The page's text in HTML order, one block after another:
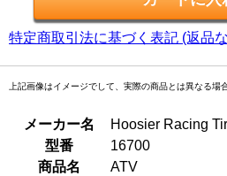
特定商取引法に基づく表記 (返品
上記画像はイメージでして、実際の商品とは異なる場
メーカー名
Hoosier Racing
型番
16700
商品名
ATV